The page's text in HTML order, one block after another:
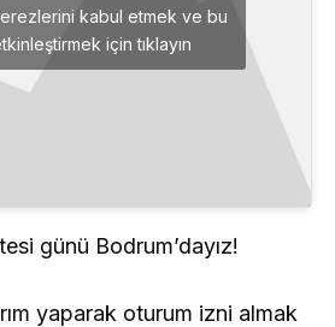
kabul etmek ve bu
için tıklayın
günü Bodrum’dayız!
yaparak oturum izni almak